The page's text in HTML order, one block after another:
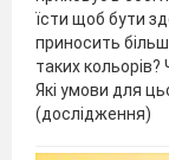
їсти щоб бути
приносить
таких
Які умови для
(дослідження)